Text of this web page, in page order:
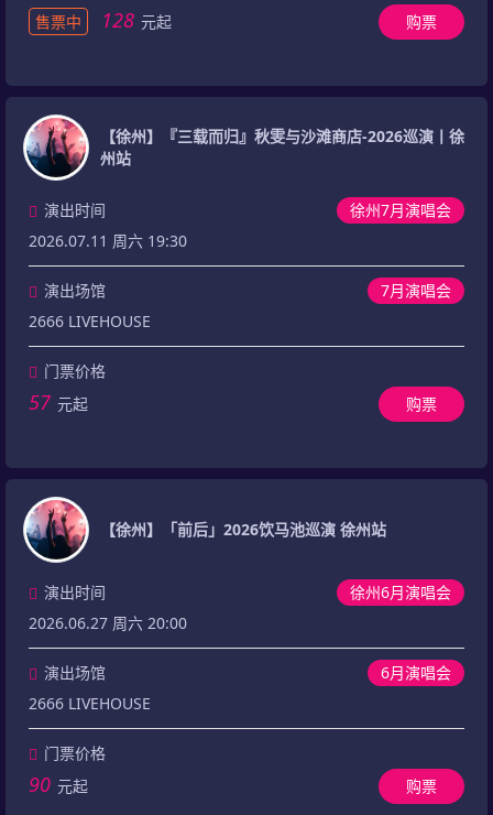
售票中
128 元起 购票
【徐州】『三载而归』秋雯与沙滩商店-2026巡演丨徐
州站
徐州7月演唱会
演出时间
2026.07.11 周六 19:30
7月演唱会
演出场馆
2666 LIVEHOUSE
门票价格
57 元起 购票
【徐州】「前后」2026饮马池巡演 徐州站
徐州6月演唱会
演出时间
2026.06.27 周六 20:00
6月演唱会
演出场馆
2666 LIVEHOUSE
门票价格
90 元起 购票